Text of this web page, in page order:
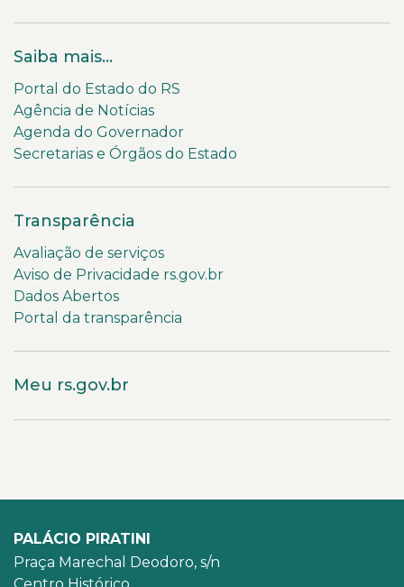
Saiba mais...
Portal do Estado do RS
Agência de Notícias
Agenda do Governador
Secretarias e Órgãos do Estado
Transparência
Avaliação de serviços
Aviso de Privacidade rs.gov.br
Dados Abertos
Portal da transparência
Meu rs.gov.br
PALÁCIO PIRATINI
Praça Marechal Deodoro, s/n